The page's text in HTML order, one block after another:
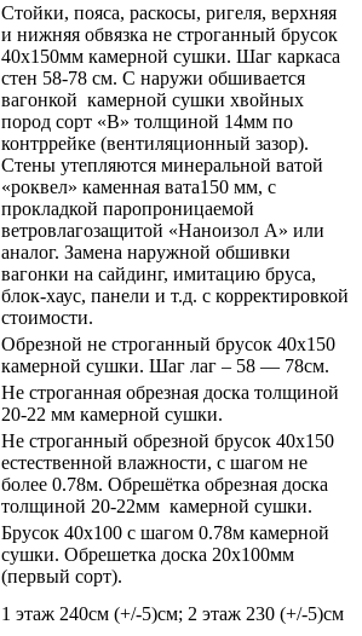
Стойки, пояса, раскосы, ригеля, верхняя
и нижняя обвязка не строганный брусок
40х150мм камерной сушки. Шаг каркаса
стен 58-78 см. С наружи обшивается
вагонкой камерной сушки хвойных
пород сорт «В» толщиной 14мм по
контррейке (вентиляционный зазор).
Стены утепляются минеральной ватой
«роквел» каменная вата150 мм, с
прокладкой паропроницаемой
ветровлагозащитой «Наноизол А» или
аналог. Замена наружной обшивки
вагонки на сайдинг, имитацию бруса,
блок-хаус, панели и т.д. с корректировкой
стоимости.
Обрезной не строганный брусок 40х150
камерной сушки. Шаг лаг – 58 — 78см.
Не строганная обрезная доска толщиной
20-22 мм камерной сушки.
Не строганный обрезной брусок 40х150
естественной влажности, с шагом не
более 0.78м. Обрешётка обрезная доска
толщиной 20-22мм камерной сушки.
Брусок 40х100 с шагом 0.78м камерной
сушки. Обрешетка доска 20х100мм
(первый сорт).
1 этаж 240см (+/-5)см; 2 этаж 230 (+/-5)см